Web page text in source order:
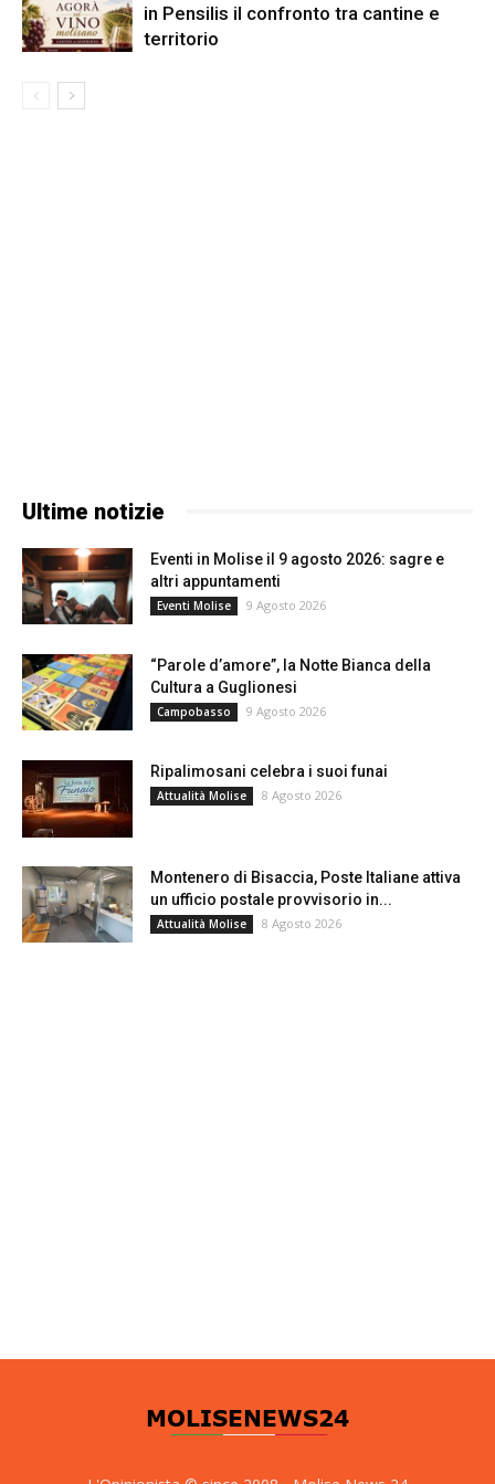
in Pensilis il confronto tra cantine e
territorio
Ultime notizie
Eventi in Molise il 9 agosto 2026: sagre e
altri appuntamenti
Eventi Molise 9 Agosto 2026
“Parole d’amore”, la Notte Bianca della
Cultura a Guglionesi
Campobasso 9 Agosto 2026
Ripalimosani celebra i suoi funai
Attualità Molise 8 Agosto 2026
Montenero di Bisaccia, Poste Italiane attiva
un ufficio postale provvisorio in...
Attualità Molise 8 Agosto 2026